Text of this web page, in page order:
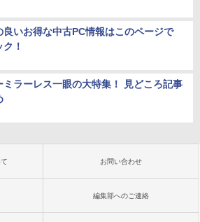
良いお得な中古PC情報はこのページで
！
ミラーレス一眼の大特集！ 見どころ記事
お問い合わせ
編集部へのご連絡